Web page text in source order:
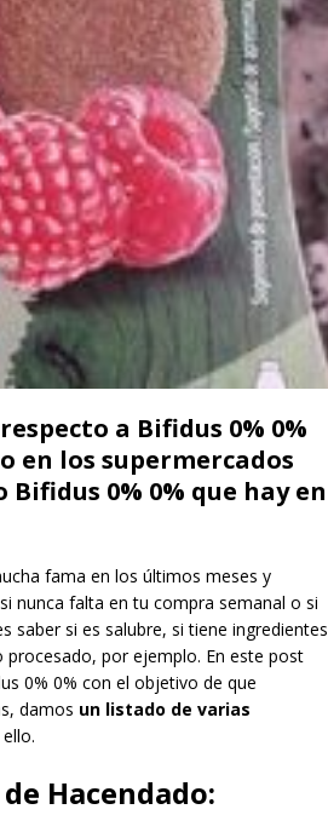
a Bifidus 0% 0%
en los supermercados
0% 0% que hay en
fama en los últimos meses y
nunca falta en tu compra semanal o si
saber si es salubre, si tiene ingredientes
por ejemplo. En este post
0% 0% con el objetivo de que
damos un listado de varias
Hacendado: